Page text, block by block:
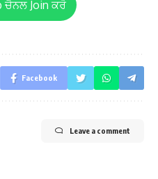
ਚੈਨਲ Join ਕਰੋ
Facebook
Leave a comment